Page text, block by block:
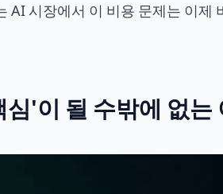
AI 시장에서 이 비용 문제는 이제
'이 될 수밖에 없는